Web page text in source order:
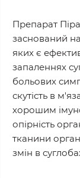
Препарат
заснований
яких є
запаленнях
больових
скутість в
хорошим
опірність
тканини
змін в